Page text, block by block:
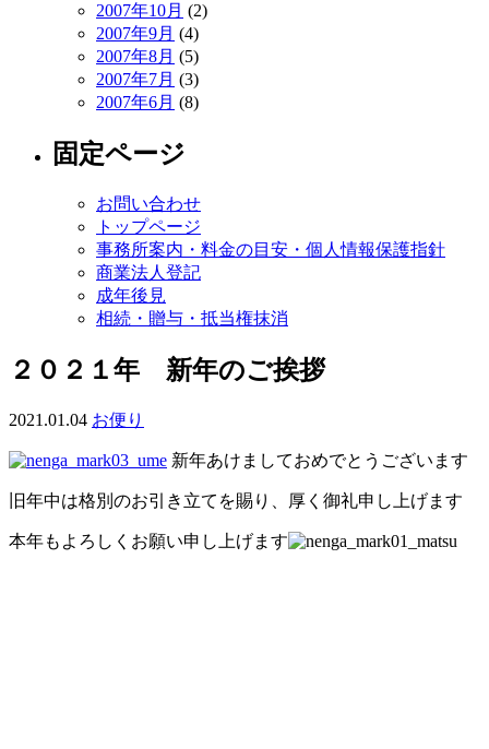
2007年10月 (2)
2007年9月 (4)
2007年8月 (5)
2007年7月 (3)
2007年6月 (8)
固定ページ
お問い合わせ
トップページ
事務所案内・料金の目安・個人情報保護指針
商業法人登記
成年後見
相続・贈与・抵当権抹消
２０２１年 新年のご挨拶
2021.01.04 お便り
新年あけましておめでとうございます
旧年中は格別のお引き立てを賜り、厚く御礼申し上げます
本年もよろしくお願い申し上げます